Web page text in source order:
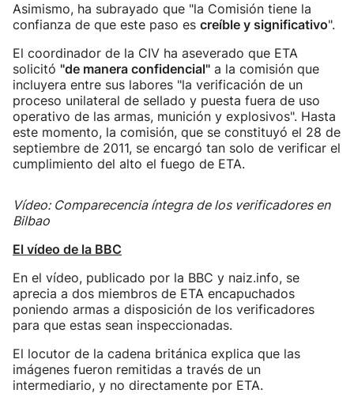
Asimismo, ha subrayado que "la Comisión tiene la
confianza de que este paso es creíble y significativo".
El coordinador de la CIV ha aseverado que ETA
solicitó "de manera confidencial" a la comisión que
incluyera entre sus labores "la verificación de un
proceso unilateral de sellado y puesta fuera de uso
operativo de las armas, munición y explosivos". Hasta
este momento, la comisión, que se constituyó el 28 de
septiembre de 2011, se encargó tan solo de verificar el
cumplimiento del alto el fuego de ETA.
Vídeo: Comparecencia íntegra de los verificadores en
Bilbao
El vídeo de la BBC
En el vídeo, publicado por la BBC y naiz.info, se
aprecia a dos miembros de ETA encapuchados
poniendo armas a disposición de los verificadores
para que estas sean inspeccionadas.
El locutor de la cadena británica explica que las
imágenes fueron remitidas a través de un
intermediario, y no directamente por ETA.